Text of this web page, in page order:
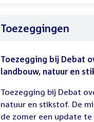
Toezeggingen
Toezegging bij Debat
landbouw, natuur en
Toezegging bij Debat
natuur en stikstof. De
de zomer een update